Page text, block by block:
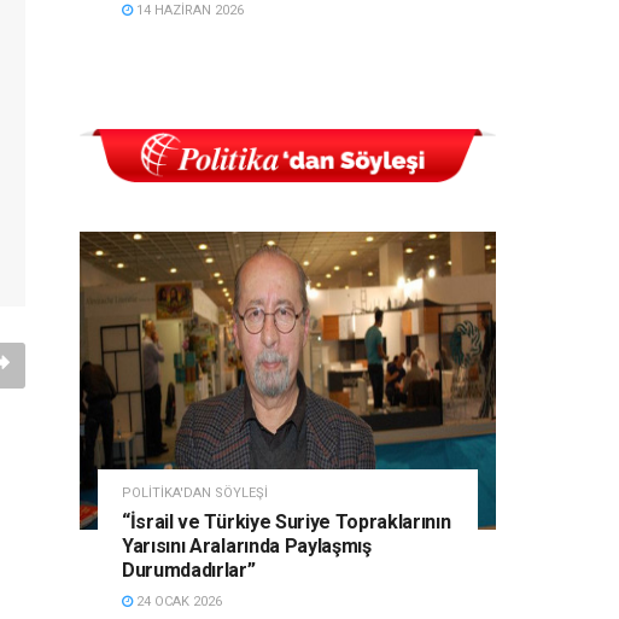
14 HAZIRAN 2026
POLITIKA'DAN SÖYLEŞI
“İsrail ve Türkiye Suriye Topraklarının
Yarısını Aralarında Paylaşmış
Durumdadırlar”
24 OCAK 2026